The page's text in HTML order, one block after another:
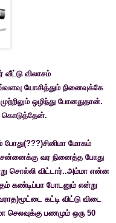
வீட்டு விலாசம்
யோசித்தும்நினைவுக்கே
ஒழிந்து போனதுதான்.
கொடுத்தேன்.
போது(???)சினிமா மோகம்
சென்னைக்கு வர நினைத்த போது
சொல்லி விட்டார்..அம்மா என்ன
கண்டிப்பா போடனும் என்று
கட்டி விட்டு விடை
செலவுக்கு பணமும் ஒரு 50